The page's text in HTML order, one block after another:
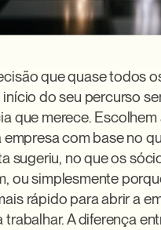
que quase todos
do seu percurso
que merece. Escolhem
empresa com base no
sugeriu, no que os
ou simplesmente
rápido para abrir a
trabalhar. A diferença